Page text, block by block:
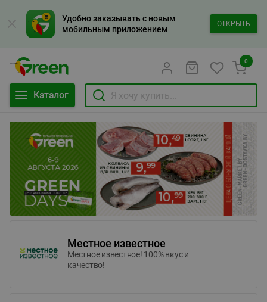
Удобно заказывать с новым
мобильным приложением
ОТКРЫТЬ
Каталог
0
Местное известное
Местное известное! 100% вкус и
качество!